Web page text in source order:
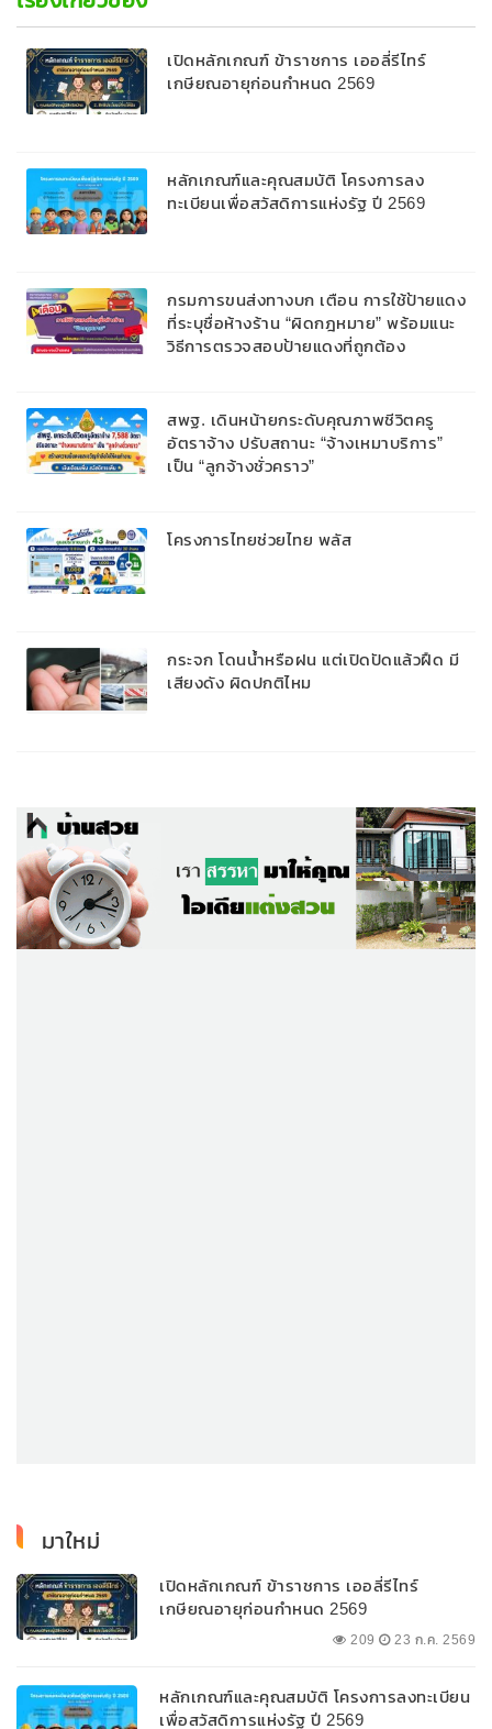
เปิดหลักเกณฑ์ ข้าราชการ เออลี่รีไทร์
เกษียณอายุก่อนกำหนด 2569
หลักเกณฑ์และคุณสมบัติ โครงการลง
ทะเบียนเพื่อสวัสดิการแห่งรัฐ ปี 2569
กรมการขนส่งทางบก เตือน การใช้ป้ายแดง
ที่ระบุชื่อห้างร้าน “ผิดกฎหมาย” พร้อมแนะ
วิธีการตรวจสอบป้ายแดงที่ถูกต้อง
สพฐ. เดินหน้ายกระดับคุณภาพชีวิตครู
อัตราจ้าง ปรับสถานะ “จ้างเหมาบริการ”
เป็น “ลูกจ้างชั่วคราว”
โครงการไทยช่วยไทย พลัส
กระจก โดนน้ำหรือฝน แต่เปิดปัดแล้วฝืด มี
เสียงดัง ผิดปกติไหม
มาใหม่
เปิดหลักเกณฑ์ ข้าราชการ เออลี่รีไทร์
เกษียณอายุก่อนกำหนด 2569
209 23 ก.ค. 2569
หลักเกณฑ์และคุณสมบัติ โครงการลงทะเบียน
เพื่อสวัสดิการแห่งรัฐ ปี 2569